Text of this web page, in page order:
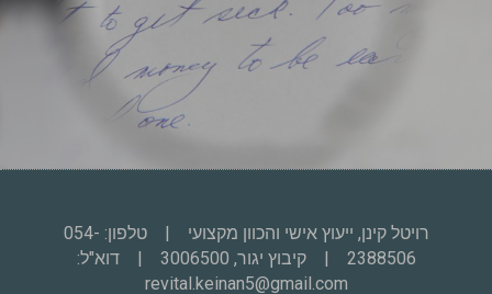
רויטל קינן, ייעוץ אישי והכוון מקצועי | טלפון: 054-
2388506 ​ | קיבוץ יגור, 3006500 | דוא"ל:
revital.keinan5@gmail.com